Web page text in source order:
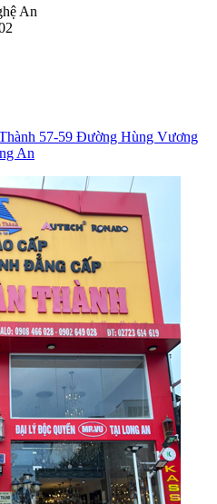
An
57-59 Đường Hùng Vương
An